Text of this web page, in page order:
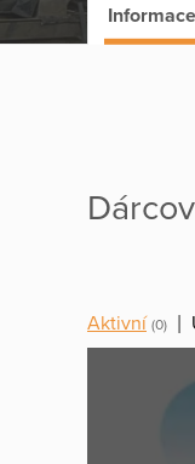
Informace
Aktivní (0)